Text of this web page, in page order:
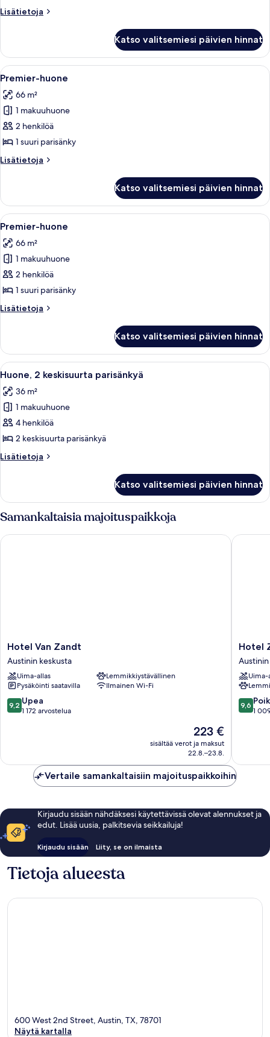
Lisätietoja
Lisätietoja
Katso valitsemiesi päivien hinnat
Avaa
kaikki
huonetyypin
Premier-
huone
kuvat
9
Premier-huone
66 m²
1 makuuhuone
2 henkilöä
1 suuri parisänky
Lisätietoja
Lisätietoja
Katso valitsemiesi päivien hinnat
Avaa
kaikki
huonetyypin
Premier-
huone
kuvat
8
Premier-huone
66 m²
1 makuuhuone
2 henkilöä
1 suuri parisänky
Lisätietoja
Lisätietoja
Katso valitsemiesi päivien hinnat
Avaa
kaikki
huonetyypin
Huone,
2
keskisuurta
parisänkyä
kuvat
Ylelliset vuodevaatteet, pillowtop-
8
Huone, 2 keskisuurta parisänkyä
36 m²
1 makuuhuone
4 henkilöä
2 keskisuurta parisänkyä
Lisätietoja
Lisätietoja
keskisuurta
parisänkyä
Katso valitsemiesi päivien hinnat
Samankaltaisia majoituspaikkoja
Hotel
Van
Zandt
Austinin
keskusta
Hotel Van Zandt
Austinin keskusta
Uima-allas
Lemmikkiystävällinen
Pysäköinti saatavilla
Ilmainen Wi-Fi
9.2
kautta
9,2 Upea
1 172 arvostelua
Hinta
on
223 €
223 €
sisältää verot ja maksut
22.8.–23.8.
Hotel Van Zandt
Hotel
ZaZa
Austin
Austinin
keskusta
Hotel
Uima-
9.6
kautta
9,6
1
Hotel
Vertaile samankaltaisiin majoituspaikkoihin
Kirjaudu sisään nähdäksesi käytettävissä olevat alennukset ja
edut. Lisää uusia, palkitsevia seikkailuja!
Kirjaudu sisään Liity, se on ilmaista
Tietoja alueesta
600 West 2nd Street, Austin, TX, 78701
Näytä kartalla